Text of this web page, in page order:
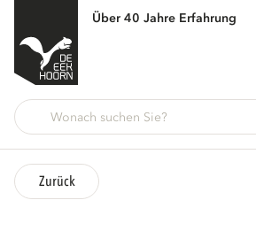
Über 40 Jahre Erfahrung
Zurück